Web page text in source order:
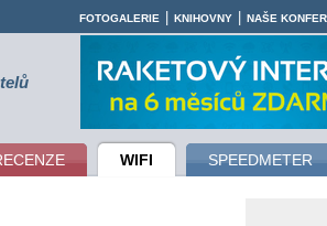
WIFI SPEEDMETER
FOTOGALERIE KNIHOVNY NAŠE